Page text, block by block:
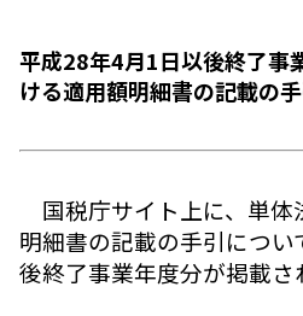
平成28年4月1日以後終了事
ける適用額明細書の記載の
国税庁サイト上に、単体
明細書の記載の手引につい
後終了事業年度分が掲載さ